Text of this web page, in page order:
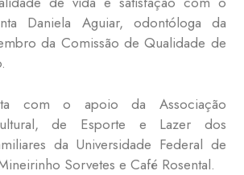
Daniela Aguiar, odontóloga da
da Comissão de Qualidade de
com o apoio da Associação
de Esporte e Lazer dos
da Universidade Federal de
Sorvetes e Café Rosental.